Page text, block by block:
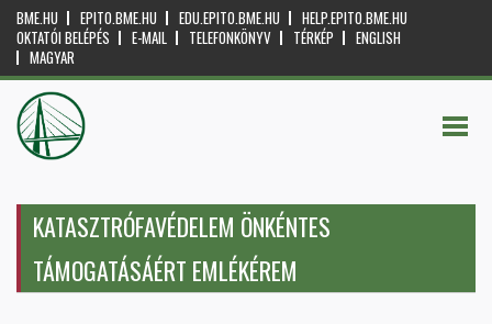
BME.HU EPITO.BME.HU EDU.EPITO.BME.HU
HELP.EPITO.BME.HU
OKTATÓI BELÉPÉS
E-MAIL TELEFONKÖNYV TÉRKÉP
ENGLISH
MAGYAR
KATASZTRÓFAVÉDELEM ÖNKÉNTES
TÁMOGATÁSÁÉRT EMLÉKÉREM